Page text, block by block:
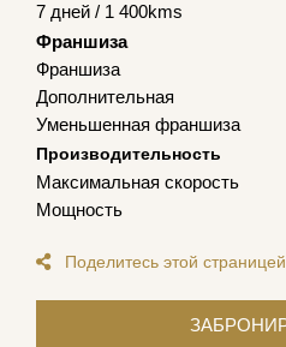
7 дней / 1 400kms
Франшиза
Франшиза
Дополнительная
Уменьшенная франшиза
Производительность
Максимальная скорость
Мощность
Поделитесь этой страницей